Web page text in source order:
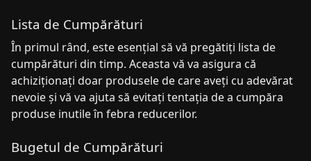
Lista de Cumpărături
În primul rând, este esențial să vă pregătiți lista de
cumpărături din timp. Aceasta vă va asigura că
achiziționați doar produsele de care aveți cu adevărat
nevoie și vă va ajuta să evitați tentația de a cumpăra
produse inutile în febra reducerilor.
Bugetul de Cumpărături